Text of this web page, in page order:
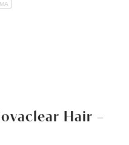
Hair –